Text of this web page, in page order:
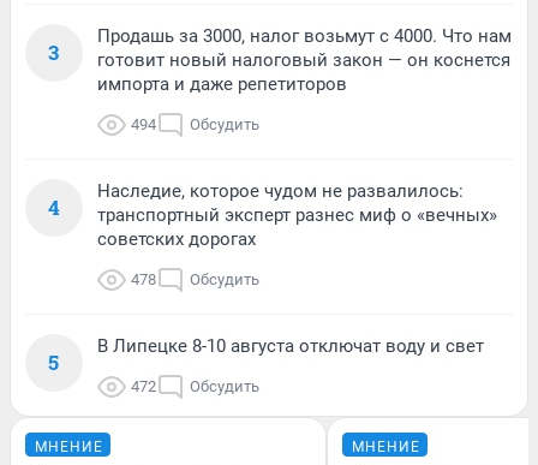
3
Продашь за 3000, налог возьмут с 4000. Что нам
готовит новый налоговый закон — он коснется
импорта и даже репетиторов
494 Обсудить
4
Наследие, которое чудом не развалилось:
транспортный эксперт разнес миф о «вечных»
советских дорогах
478 Обсудить
5
В Липецке 8-10 августа отключат воду и свет
472 Обсудить
МНЕНИЕ МНЕНИЕ